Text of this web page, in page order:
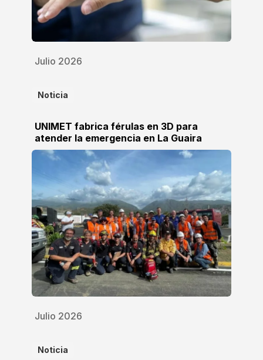
Julio 2026
Noticia
UNIMET fabrica férulas en 3D para
atender la emergencia en La Guaira
Julio 2026
Noticia